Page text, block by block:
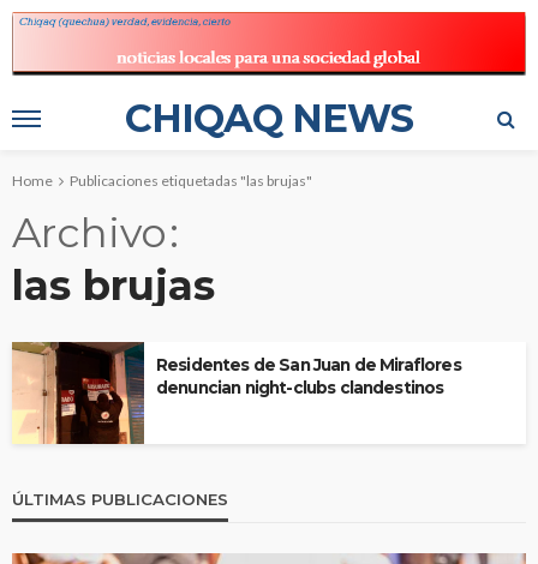
CHIQAQ NEWS
Home Publicaciones etiquetadas "las brujas"
Archivo
las brujas
Residentes de San Juan de Miraflores
denuncian night-clubs clandestinos
ÚLTIMAS PUBLICACIONES